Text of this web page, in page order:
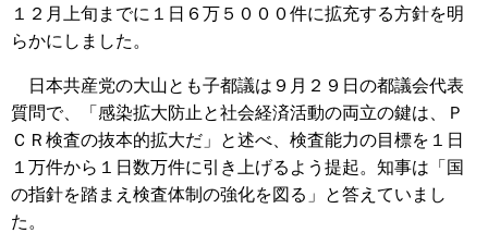
１２月上旬までに１日６万５０００件に拡充する方針を明
らかにしました。
日本共産党の大山とも子都議は９月２９日の都議会代表
質問で、「感染拡大防止と社会経済活動の両立の鍵は、Ｐ
ＣＲ検査の抜本的拡大だ」と述べ、検査能力の目標を１日
１万件から１日数万件に引き上げるよう提起。知事は「国
の指針を踏まえ検査体制の強化を図る」と答えていまし
た。